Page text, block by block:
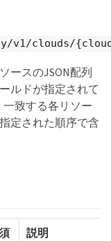
v1/clouds/
ースのJSON配列
ルドが指定されて
致する各リソー
定された順序で含
説明